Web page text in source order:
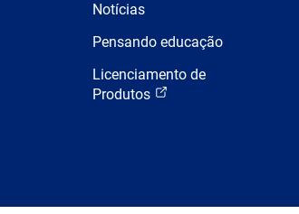
Notícias
Pensando educação
Licenciamento de
Produtos